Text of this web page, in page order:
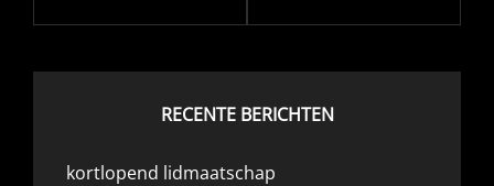
RECENTE BERICHTEN
kortlopend lidmaatschap